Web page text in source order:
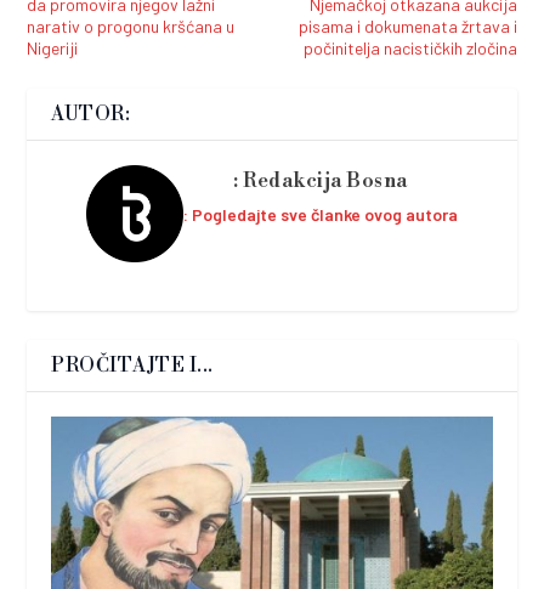
da promovira njegov lažni
narativ o progonu kršćana u
Nigeriji
Njemačkoj otkazana aukcija
pisama i dokumenata žrtava i
počinitelja nacističkih zločina
AUTOR:
Redakcija Bosna
Pogledajte sve članke ovog autora
PROČITAJTE I...